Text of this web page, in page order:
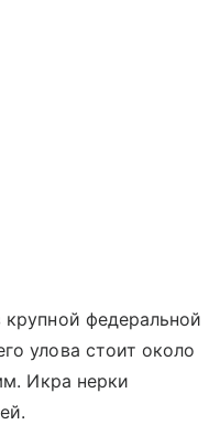
федеральной
улова стоит около
Икра нерки